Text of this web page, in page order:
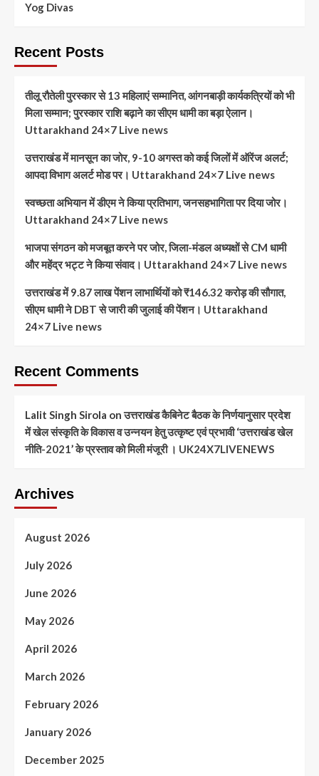
Yog Divas
Recent Posts
तीलू रौतेली पुरस्कार से 13 महिलाएं सम्मानित, आंगनबाड़ी कार्यकत्रियों को भी
मिला सम्मान; पुरस्कार राशि बढ़ाने का सीएम धामी का बड़ा ऐलान।
Uttarakhand 24×7 Live news
उत्तराखंड में मानसून का जोर, 9-10 अगस्त को कई जिलों में ऑरेंज अलर्ट;
आपदा विभाग अलर्ट मोड पर। Uttarakhand 24×7 Live news
स्वच्छता अभियान में डीएम ने किया प्रतिभाग, जनसहभागिता पर दिया जोर।
Uttarakhand 24×7 Live news
भाजपा संगठन को मजबूत करने पर जोर, जिला-मंडल अध्यक्षों से CM धामी
और महेंद्र भट्ट ने किया संवाद। Uttarakhand 24×7 Live news
उत्तराखंड में 9.87 लाख पेंशन लाभार्थियों को ₹146.32 करोड़ की सौगात,
सीएम धामी ने DBT से जारी की जुलाई की पेंशन। Uttarakhand
24×7 Live news
Recent Comments
Lalit Singh Sirola onउत्तराखंड कैबिनेट बैठक के निर्णयानुसार प्रदेश
में खेल संस्कृति के विकास व उन्नयन हेतु उत्कृष्ट एवं प्रभावी ‘उत्तराखंड खेल
नीति-2021’ के प्रस्ताव को मिली मंजूरी । UK24X7LIVENEWS
Archives
August 2026
July 2026
June 2026
May 2026
April 2026
March 2026
February 2026
January 2026
December 2025